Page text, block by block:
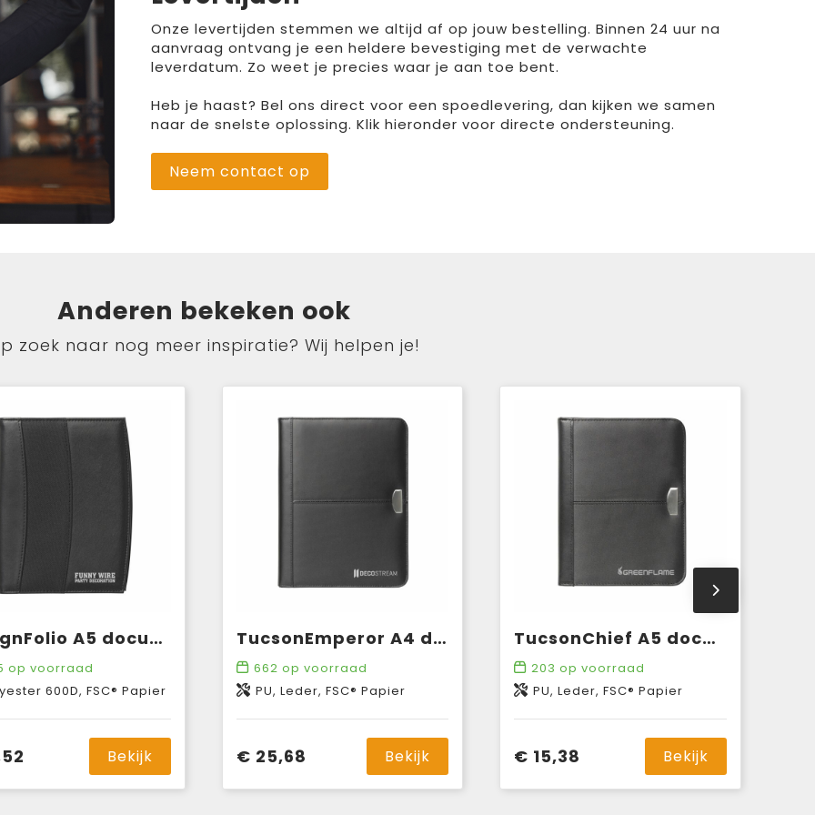
Onze levertijden stemmen we altijd af op jouw bestelling. Binnen 24 uur na
aanvraag ontvang je een heldere bevestiging met de verwachte
leverdatum. Zo weet je precies waar je aan toe bent.
Heb je haast? Bel ons direct voor een spoedlevering, dan kijken we samen
naar de snelste oplossing. Klik hieronder voor directe ondersteuning.
Neem contact op
Anderen bekeken ook
zoek naar nog meer inspiratie? Wij helpen je!
DesignFolio A5 documentenmap
op voorraad
600D, FSC® Papier
Bekijk
TucsonEmperor A4 documentenmap
662 op voorraad
PU, Leder, FSC® Papier
€ 25,68 Bekijk
TucsonChief A5 documentenmap
203 op voorraad
PU, Leder, FSC® Papier
€ 15,38 Bekijk